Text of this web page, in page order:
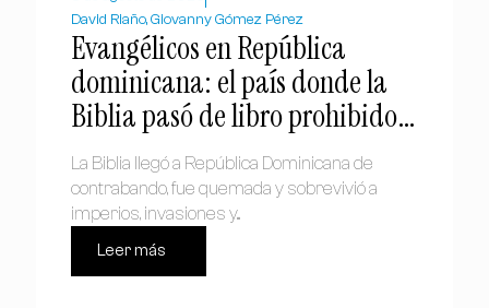
David Riaño, Giovanny Gómez Pérez
Evangélicos en República
dominicana: el país donde la
Biblia pasó de libro prohibido a
símbolo nacional
La Biblia llegó a República Dominicana de
contrabando, fue quemada y sobrevivió a
imperios, invasiones y...
Leer más